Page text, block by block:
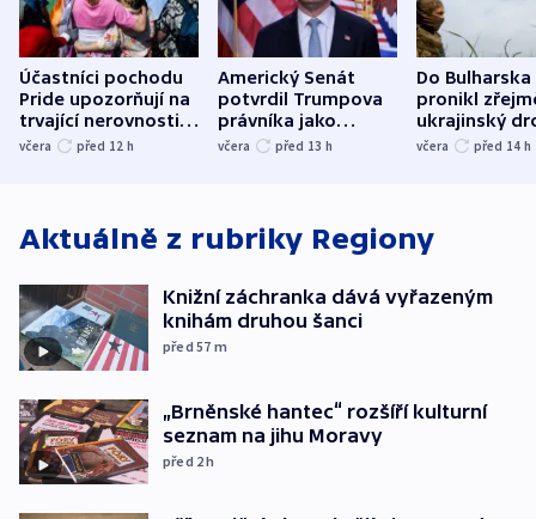
Účastníci pochodu
Pride upozorňují na
trvající nerovnosti i
společenskou
včera před 12 h
Americký Senát
potvrdil Trumpova
právníka jako
ministra
včera před 13 h
Do Bulharska
pronikl
ukrajinský
explodoval
včera před 14 h
Aktuálně z rubriky Regiony
Knižní záchranka dává vyřazeným
knihám druhou šanci
před 57 m
„Brněnské hantec“ rozšíří kulturní
seznam na jihu Moravy
před 2h